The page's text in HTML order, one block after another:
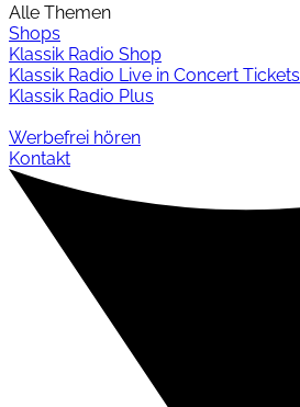
Alle Themen
Shops
Klassik Radio Shop
Klassik Radio Live in Concert Tickets
Klassik Radio Plus
Werbefrei hören
Kontakt